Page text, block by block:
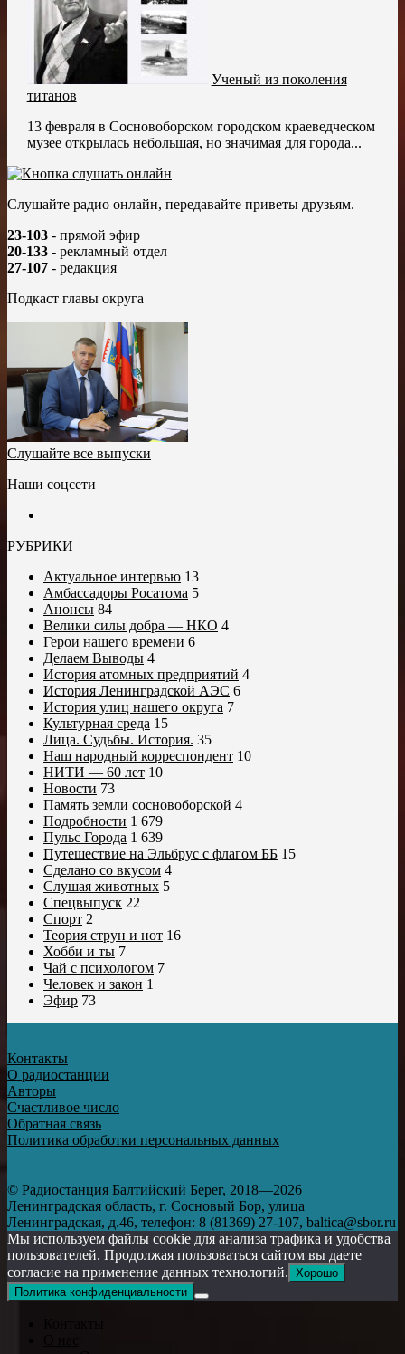
Ученый из поколения
титанов
13 февраля в Сосновоборском городском краеведческом
музее открылась небольшая, но значимая для города...
Слушайте радио онлайн, передавайте приветы друзьям.
23-103 - прямой эфир
20-133 - рекламный отдел
27-107 - редакция
Подкаст главы округа
Слушайте все выпуски
Наши соцсети
РУБРИКИ
Актуальное интервью 13
Амбассадоры Росатома 5
Анонсы 84
Велики силы добра — НКО 4
Герои нашего времени 6
Делаем Выводы 4
История атомных предприятий 4
История Ленинградской АЭС 6
История улиц нашего округа 7
Культурная среда 15
Лица. Судьбы. История. 35
Наш народный корреспондент 10
НИТИ — 60 лет 10
Новости 73
Память земли сосновоборской 4
Подробности 1 679
Пульс Города 1 639
Путешествие на Эльбрус с флагом ББ 15
Сделано со вкусом 4
Слушая животных 5
Спецвыпуск 22
Спорт 2
Теория струн и нот 16
Хобби и ты 7
Чай с психологом 7
Человек и закон 1
Эфир 73
Контакты
О радиостанции
Авторы
Счастливое число
Обратная связь
Политика обработки персональных данных
© Радиостанция Балтийский Берег, 2018—2026
Ленинградская область, г. Сосновый Бор, улица
Ленинградская, д.46, телефон: 8 (81369) 27-107, baltica@sbor.ru
Мы используем файлы cookie для анализа трафика и удобства
пользователей. Продолжая пользоваться сайтом вы даете
согласие на применение данных технологий. Хорошо
Политика конфиденциальности